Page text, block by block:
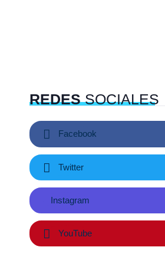
REDESSOCIALES
Facebook
Twitter
Instagram
YouTube